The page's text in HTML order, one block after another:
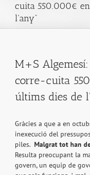
cuita 550.000€ en
l'any"
M+S
corre-cuita
últims dies de
Gràcies a que a en
inexecució del
piles. Malgrat tot han
Resulta preocupant la
govern, un equip de